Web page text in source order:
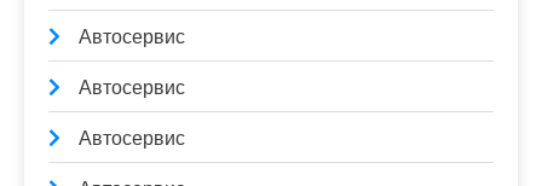
Автосервис
Автосервис
Автосервис